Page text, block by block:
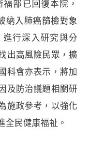
部已回復本院，
納入肺癌篩檢對象
行深入研究與分
出高風險民眾，擴
科會亦表示，將加
及防治議題相關研
施政參考，以強化
全民健康福祉。